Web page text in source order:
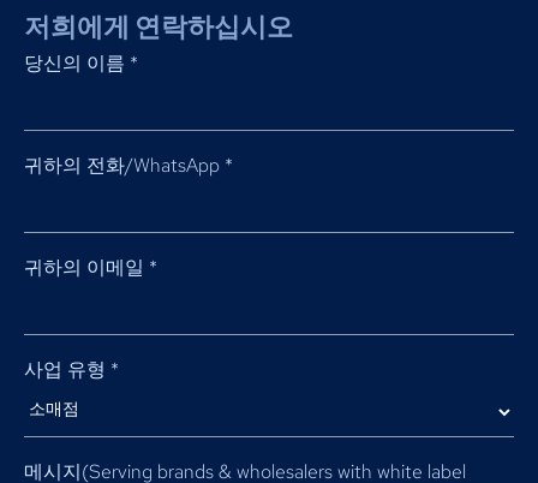
저희에게 연락하십시오
당신의 이름 *
귀하의 전화/WhatsApp *
귀하의 이메일 *
사업 유형 *
메시지(Serving brands & wholesalers with white label